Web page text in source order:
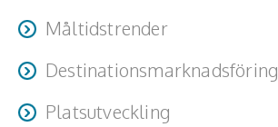
Kända musiker
Skådespelare
Alla talare
Måltidstrender
Destinationsmarknadsföring
Platsutveckling